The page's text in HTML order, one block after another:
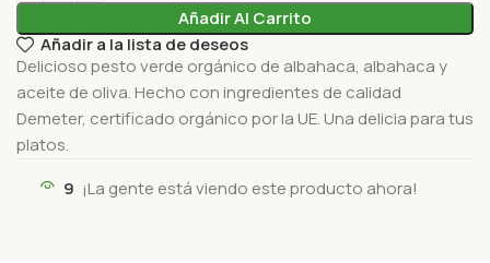
Añadir Al Carrito
Añadir a la lista de deseos
Delicioso pesto verde orgánico de albahaca, albahaca y
aceite de oliva. Hecho con ingredientes de calidad
Demeter, certificado orgánico por la UE. Una delicia para tus
platos.
9 ¡La gente está viendo este producto ahora!